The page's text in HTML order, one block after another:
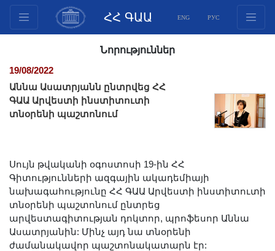
ՀՀ ԳԱԱ ENG РУС
Փաստաթղթեր
Ինովացիոն առաջարկներ
Գիտաժողովներ
Մրցույթներ
Միջազգային
համագործակցություն
Երիտասարդական
Նորություններ
19/08/2022
Աննա Ասատրյանն ընտրվեց ՀՀ
ԳԱԱ Արվեստի ինստիտուտի
տնօրենի պաշտոնում
Սույն թվականի օգոստոսի 19-ին ՀՀ
Գիտությունների ազգային ակադեմիայի
նախագահությունը ՀՀ ԳԱԱ Արվեստի ինստիտուտի
տնօրենի պաշտոնում ընտրեց
արվեստագիտության դոկտոր, պրոֆեսոր Աննա
Ասատրյանին: Մինչ այդ նա տնօրենի
ժամանակավոր պաշտոնակատարն էր: